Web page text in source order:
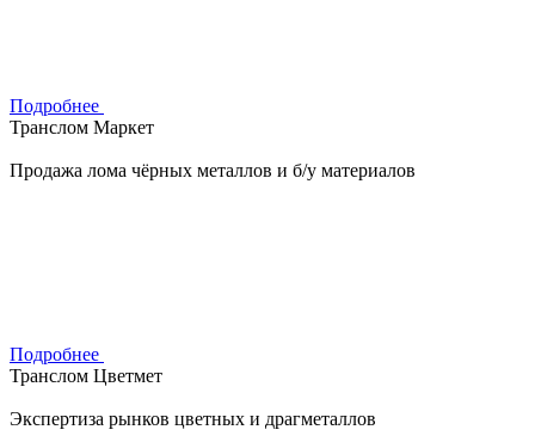
Подробнее
Транслом Маркет
Продажа лома чёрных металлов и б/у материалов
Подробнее
Транслом Цветмет
Экспертиза рынков цветных и драгметаллов